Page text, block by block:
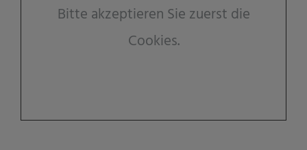
Bitte akzeptieren Sie zuerst die
Cookies.